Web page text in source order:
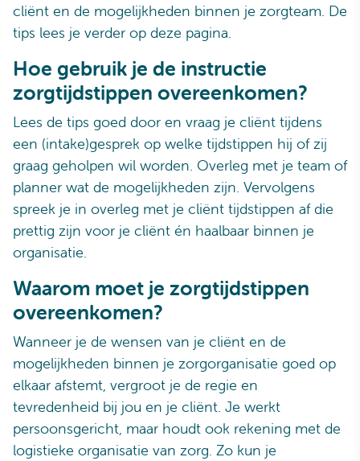
cliënt en de mogelijkheden binnen je zorgteam. De
tips lees je verder op deze pagina.
Hoe gebruik je de instructie
zorgtijdstippen overeenkomen?
Lees de tips goed door en vraag je cliënt tijdens
een (intake)gesprek op welke tijdstippen hij of zij
graag geholpen wil worden. Overleg met je team of
planner wat de mogelijkheden zijn. Vervolgens
spreek je in overleg met je cliënt tijdstippen af die
prettig zijn voor je cliënt én haalbaar binnen je
organisatie.
Waarom moet je zorgtijdstippen
overeenkomen?
Wanneer je de wensen van je cliënt en de
mogelijkheden binnen je zorgorganisatie goed op
elkaar afstemt, vergroot je de regie en
tevredenheid bij jou en je cliënt. Je werkt
persoonsgericht, maar houdt ook rekening met de
logistieke organisatie van zorg. Zo kun je